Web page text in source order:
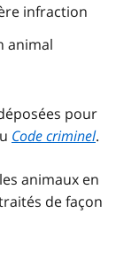
infraction
animal
pour
Code criminel.
animaux en
de façon